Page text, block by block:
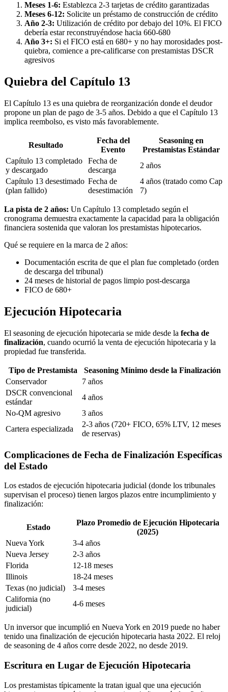
Meses 1-6: Establezca 2-3 tarjetas de crédito garantizadas
Meses 6-12: Solicite un préstamo de construcción de crédito
Año 2-3: Utilización de crédito por debajo del 10%. El FICO
debería estar reconstruyéndose hacia 660-680
Año 3+: Si el FICO está en 680+ y no hay morosidades post-
quiebra, comience a pre-calificarse con prestamistas DSCR
agresivos
Quiebra del Capítulo 13
El Capítulo 13 es una quiebra de reorganización donde el deudor
propone un plan de pago de 3-5 años. Debido a que el Capítulo 13
implica reembolso, es visto más favorablemente.
Resultado
Fecha del
Evento
Seasoning en
Prestamistas Estándar
Capítulo 13 completado
y descargado
Fecha de
descarga
2 años
Capítulo 13 desestimado
(plan fallido)
Fecha de
desestimación
4 años (tratado como Cap
7)
La pista de 2 años: Un Capítulo 13 completado según el
cronograma demuestra exactamente la capacidad para la obligación
financiera sostenida que valoran los prestamistas hipotecarios.
Qué se requiere en la marca de 2 años:
Documentación escrita de que el plan fue completado (orden
de descarga del tribunal)
24 meses de historial de pagos limpio post-descarga
FICO de 680+
Ejecución Hipotecaria
El seasoning de ejecución hipotecaria se mide desde la fecha de
finalización, cuando ocurrió la venta de ejecución hipotecaria y la
propiedad fue transferida.
Tipo de Prestamista
Seasoning Mínimo desde la Finalización
Conservador
7 años
DSCR convencional
estándar
4 años
No-QM agresivo
3 años
Cartera especializada
2-3 años (720+ FICO, 65% LTV, 12 meses
de reservas)
Complicaciones de Fecha de Finalización Específicas
del Estado
Los estados de ejecución hipotecaria judicial (donde los tribunales
supervisan el proceso) tienen largos plazos entre incumplimiento y
finalización:
Estado
Plazo Promedio de Ejecución Hipotecaria
(2025)
Nueva York
3-4 años
Nueva Jersey
2-3 años
Florida
12-18 meses
Illinois
18-24 meses
Texas (no judicial)
3-4 meses
California (no
judicial)
4-6 meses
Un inversor que incumplió en Nueva York en 2019 puede no haber
tenido una finalización de ejecución hipotecaria hasta 2022. El reloj
de seasoning de 4 años corre desde 2022, no desde 2019.
Escritura en Lugar de Ejecución Hipotecaria
Los prestamistas típicamente la tratan igual que una ejecución